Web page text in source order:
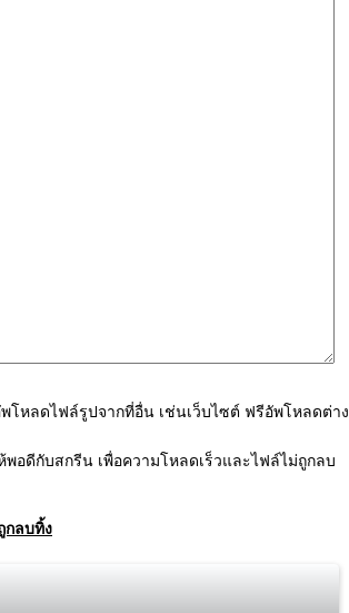
โหลดไฟล์รูปจากที่อื่น เช่นเว็บไซต์ ฟรีอัพโหลดต่าง
อดีกับสกรีน เพื่อความโหลดเร็วและไฟล์ไม่ถูกลบ
กลบทิ้ง